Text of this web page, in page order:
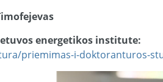
energetikos institute:
priemimas-i-doktoranturos-